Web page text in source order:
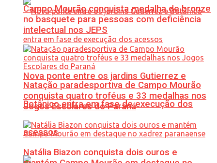
Nova ponte entre os jardins Gutierrez e
Botânico entra em fase de execução dos
acessos
Campo Mourão conquista medalha de bronze
no basquete para pessoas com deficiência
intelectual nos JEPS
Natação paradesportiva de Campo Mourão
conquista quatro troféus e 33 medalhas nos
Jogos Escolares do Paraná
Natália Biazon conquista dois ouros e